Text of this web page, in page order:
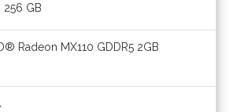
256 GB
Radeon MX110 GDDR5 2GB